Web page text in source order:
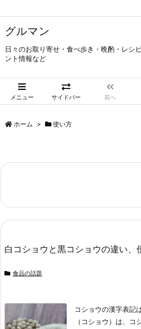
グルマン
日々のお取り寄せ・食べ歩き・晩酌・レシ
ント情報など
メニュー サイドバー 前へ
ホーム > 使い方
白コショウと黒コショウの違い、
食品の話題
コショウの漢字表記
（コショウ）は、